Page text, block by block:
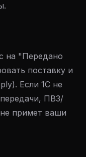
на "Передано
поставку и
Если 1С не
ПВЗ/
примет ваши